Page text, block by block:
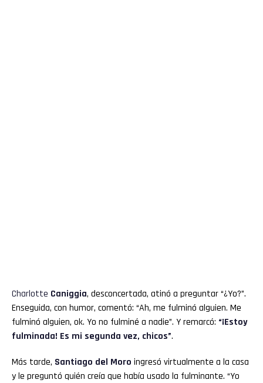
Charlotte Caniggia, desconcertada, atinó a preguntar “¿Yo?”.
Enseguida, con humor, comentó: “Ah, me fulminó alguien. Me
fulminó alguien, ok. Yo no fulminé a nadie”. Y remarcó: “¡Estoy
fulminada! Es mi segunda vez, chicos”.
Más tarde, Santiago del Moro ingresó virtualmente a la casa
y le preguntó quién creía que había usado la fulminante. “Yo